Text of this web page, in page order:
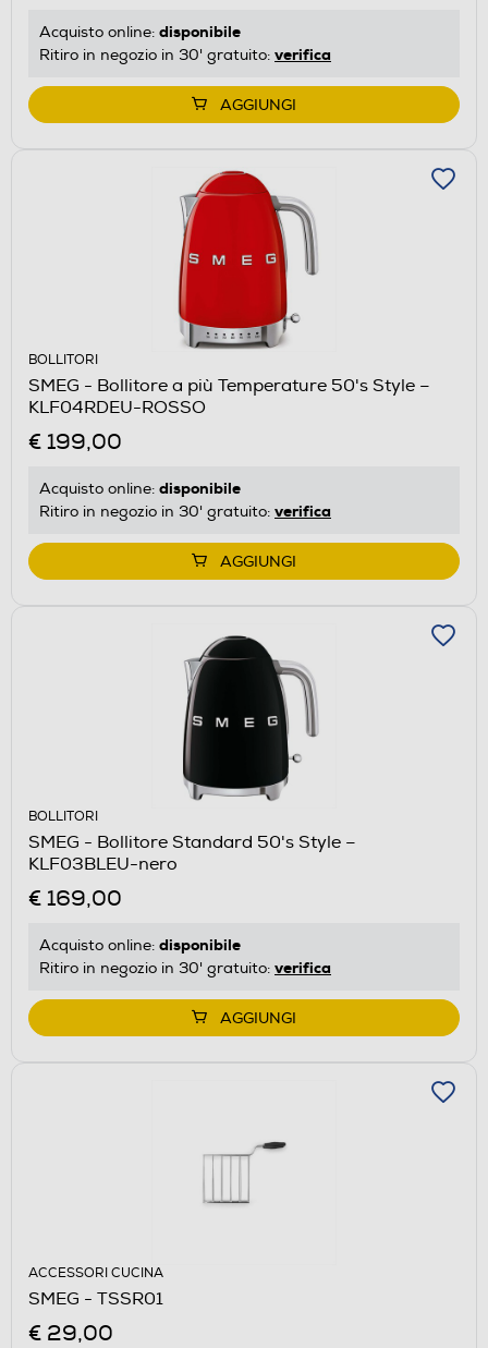
Acquisto online: disponibile
Ritiro in negozio in 30' gratuito: verifica
AGGIUNGI
BOLLITORI
SMEG - Bollitore a più Temperature 50's Style –
KLF04RDEU-ROSSO
€ 199,00
Acquisto online: disponibile
Ritiro in negozio in 30' gratuito: verifica
AGGIUNGI
BOLLITORI
SMEG - Bollitore Standard 50's Style –
KLF03BLEU-nero
€ 169,00
Acquisto online: disponibile
Ritiro in negozio in 30' gratuito: verifica
AGGIUNGI
ACCESSORI CUCINA
SMEG - TSSR01
€ 29,00